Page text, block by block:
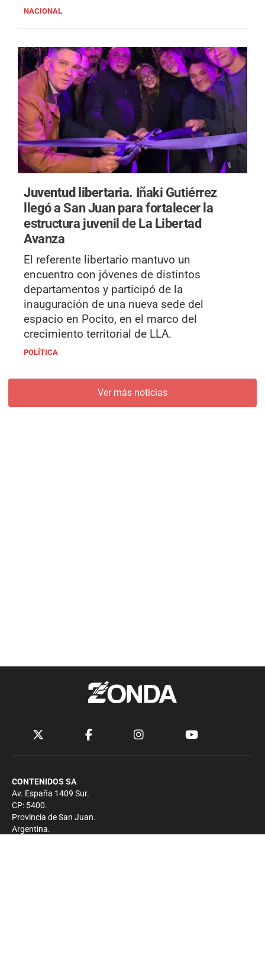
NACIONAL
Juventud libertaria. Iñaki Gutiérrez
llegó a San Juan para fortalecer la
estructura juvenil de La Libertad
Avanza
El referente libertario mantuvo un
encuentro con jóvenes de distintos
departamentos y participó de la
inauguración de una nueva sede del
espacio en Pocito, en el marco del
crecimiento territorial de LLA.
POLÍTICA
Ver más noticias
CONTENIDOS SA
Av. España 1409 Sur.
CP: 5400.
Provincia de San Juan.
Argentina.